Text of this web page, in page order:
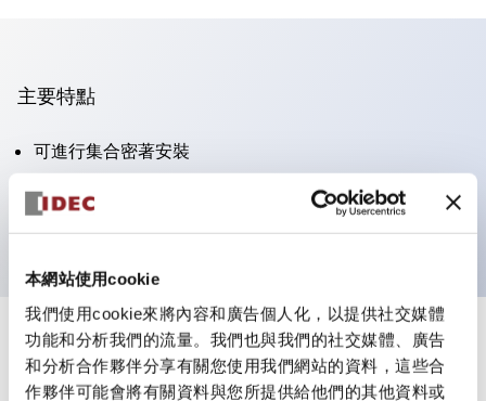
本網站使用cookie
我們使用cookie來將內容和廣告個人化，以提供社交媒體
功能和分析我們的流量。我們也與我們的社交媒體、廣告
和分析合作夥伴分享有關您使用我們網站的資料，這些合
作夥伴可能會將有關資料與您所提供給他們的其他資料或
主要特點
可進行集合密著安裝
附鎖選擇開關採用高安全性的彈子鎖結構
防護結構為IP65（IEC60529）
規格 顯示全部